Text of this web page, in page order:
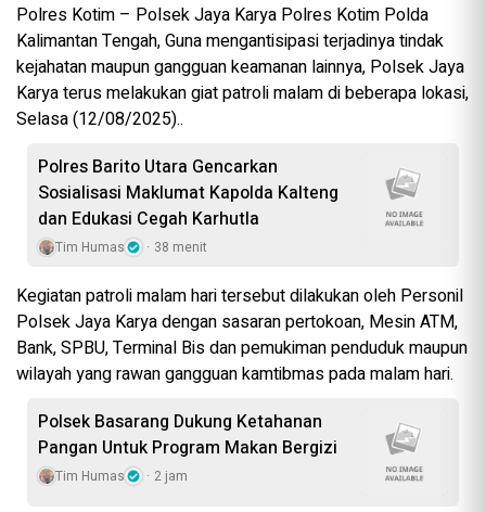
Polres Kotim – Polsek Jaya Karya Polres Kotim Polda
Kalimantan Tengah, Guna mengantisipasi terjadinya tindak
kejahatan maupun gangguan keamanan lainnya, Polsek Jaya
Karya terus melakukan giat patroli malam di beberapa lokasi,
Selasa (12/08/2025)..
Polres Barito Utara Gencarkan
Sosialisasi Maklumat Kapolda Kalteng
dan Edukasi Cegah Karhutla
Tim Humas 38 menit
Kegiatan patroli malam hari tersebut dilakukan oleh Personil
Polsek Jaya Karya dengan sasaran pertokoan, Mesin ATM,
Bank, SPBU, Terminal Bis dan pemukiman penduduk maupun
wilayah yang rawan gangguan kamtibmas pada malam hari.
Polsek Basarang Dukung Ketahanan
Pangan Untuk Program Makan Bergizi
Tim Humas 2 jam